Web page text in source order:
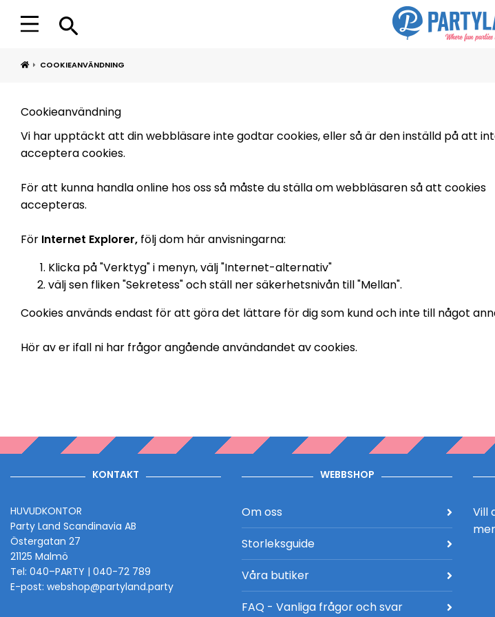
COOKIEANVÄNDNING
Cookieanvändning
Vi har upptäckt att din webbläsare inte godtar cookies, eller så är den inställd på att
acceptera cookies.
För att kunna handla online hos oss så måste du ställa om webbläsaren så att cookies
accepteras.
För Internet Explorer, följ dom här anvisningarna:
Klicka på "Verktyg" i menyn, välj "Internet-alternativ"
välj sen fliken "Sekretess" och ställ ner säkerhetsnivån till "Mellan".
Cookies används endast för att göra det lättare för dig som kund och inte till något
Hör av er ifall ni har frågor angående användandet av cookies.
KONTAKT
HUVUDKONTOR
Party Land Scandinavia AB
Östergatan 27
21125 Malmö
Tel: 040–PARTY | 040-72 789
E-post: webshop@partyland.party
WEBBSHOP
Om oss
Storleksguide
Våra butiker
FAQ - Vanliga frågor och svar
Vill
mer